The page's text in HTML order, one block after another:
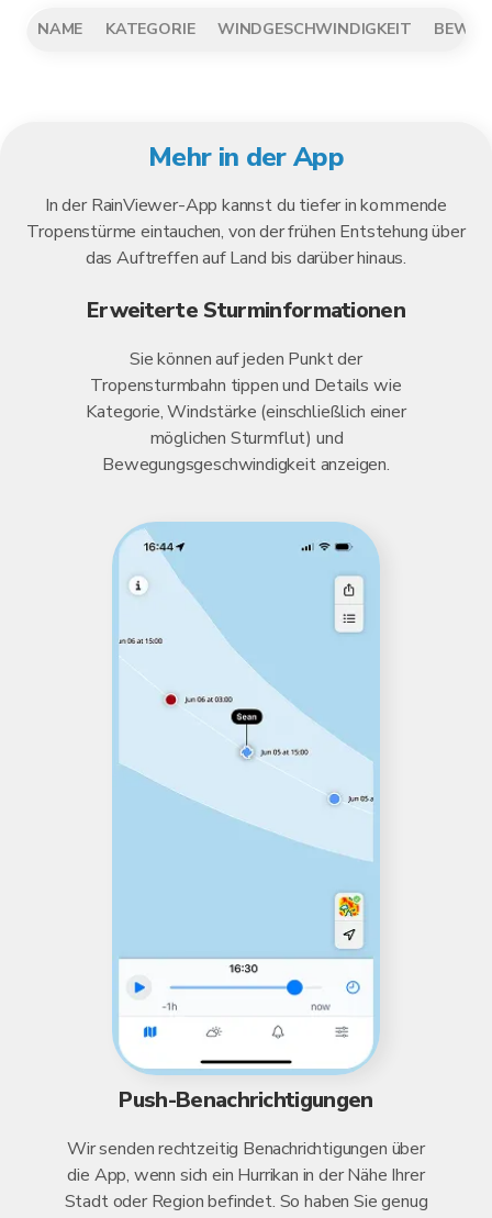
NAME KATEGORIE WINDGESCHWINDIGKEIT
Mehr in der App
In der RainViewer-App kannst du tiefer in kommende
Tropenstürme eintauchen, von der frühen Entstehung über
das Auftreffen auf Land bis darüber hinaus.
Erweiterte Sturminformationen
Sie können auf jeden Punkt der
Tropensturmbahn tippen und Details wie
Kategorie, Windstärke (einschließlich einer
möglichen Sturmflut) und
Bewegungsgeschwindigkeit anzeigen.
Push-Benachrichtigungen
Wir senden rechtzeitig Benachrichtigungen über
die App, wenn sich ein Hurrikan in der Nähe Ihrer
Stadt oder Region befindet. So haben Sie genug